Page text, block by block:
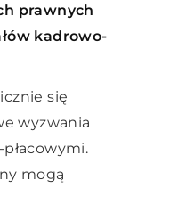
się, co
aby
prawnych
kadrowo-
się
wyzwania
mogą
z
z miodem.
urodzin po